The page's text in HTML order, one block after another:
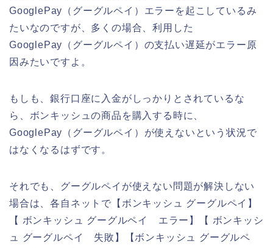
GooglePay（グーグルペイ）エラーを起こしているみ
たいなのですが、多くの場合、利用した
GooglePay（グーグルペイ）の支払い遅延がエラー原
因みたいですよ。
もしも、銀行口座に入金がしっかりとされているな
ら、ボンキッシュの商品を購入する時に、
GooglePay（グーグルペイ）が使えないという状況で
はなくなるはずです。
それでも、グーグルペイが使えない問題が解決しない
場合は、各自ネットで【ボンキッシュ グーグルペイ】
【 ボンキッシュ グーグルペイ エラー】【 ボンキッシ
ュ グーグルペイ 失敗】【ボンキッシュ グーグルペ